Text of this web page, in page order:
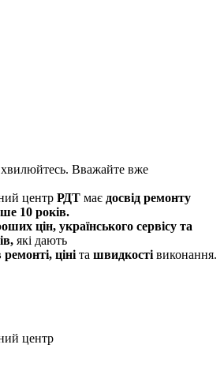
Вважайте вже
центр РДТ має досвід ремонту
10 років.
цін, українського сервісу та
які дають
ціні та швидкості виконання.
центр